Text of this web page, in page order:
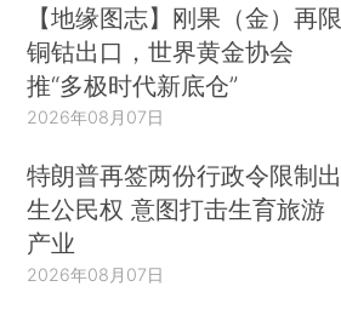
【地缘图志】刚果（金）再限
铜钴出口，世界黄金协会
推“多极时代新底仓”
2026年08月07日
特朗普再签两份行政令限制出
生公民权 意图打击生育旅游
产业
2026年08月07日